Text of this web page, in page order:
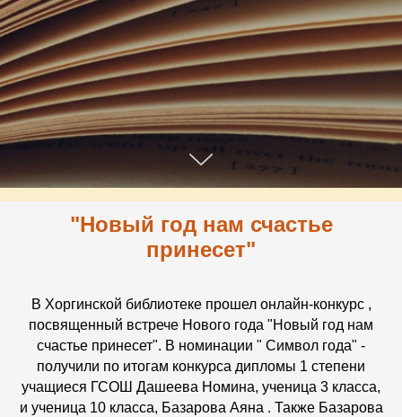
"Новый год нам счастье
принесет"
В Хоргинской библиотеке прошел онлайн-конкурс ,
посвященный встрече Нового года "Новый год нам
счастье принесет". В номинации " Символ года" -
получили по итогам конкурса дипломы 1 степени
учащиеся ГСОШ Дашеева Номина, ученица 3 класса,
и ученица 10 класса, Базарова Аяна . Также Базарова